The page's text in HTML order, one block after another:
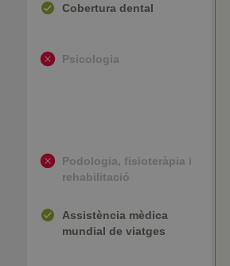
Cobertura dental
Psicologia
Podologia, fisioteràpia i
rehabilitació
Assistència mèdica
mundial de viatges